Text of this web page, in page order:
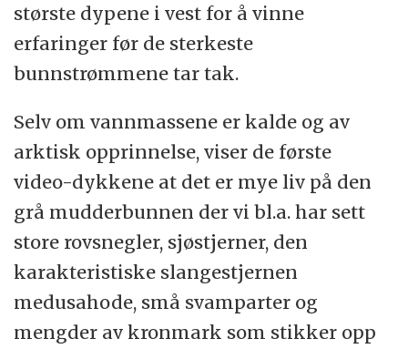
største dypene i vest for å vinne
erfaringer før de sterkeste
bunnstrømmene tar tak.
Selv om vannmassene er kalde og av
arktisk opprinnelse, viser de første
video-dykkene at det er mye liv på den
grå mudderbunnen der vi bl.a. har sett
store rovsnegler, sjøstjerner, den
karakteristiske slangestjernen
medusahode, små svamparter og
mengder av kronmark som stikker opp